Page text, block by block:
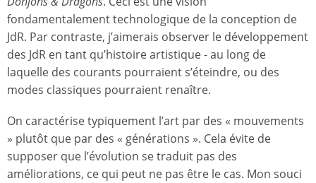
fondamentalement technologique de la conception de
JdR. Par contraste, j’aimerais observer le développement
des JdR en tant qu’histoire artistique - au long de
laquelle des courants pourraient s’éteindre, ou des
modes classiques pourraient renaître.
On caractérise typiquement l’art par des « mouvements
» plutôt que par des « générations ». Cela évite de
supposer que l’évolution se traduit pas des
améliorations, ce qui peut ne pas être le cas. Mon souci